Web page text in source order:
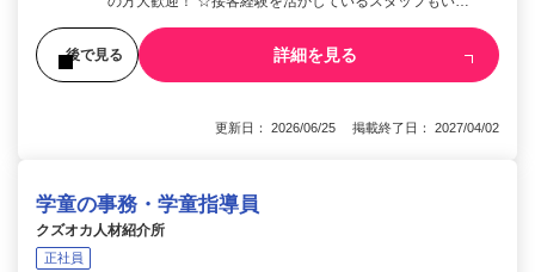
後で見る 詳細を見る
更新日： 2026/06/25 掲載終了日： 2027/04/02
学童の事務・学童指導員
クズオカ人材紹介所
正社員